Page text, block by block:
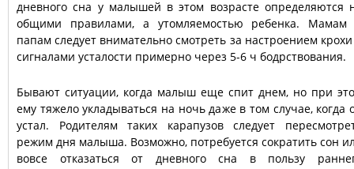
дневного сна у малышей в этом возрасте определяются
общими правилами, а утомляемостью ребенка. Мамам
папам следует внимательно смотреть за настроением
сигналами усталости примерно через 5-6 ч бодрствования.
Бывают ситуации, когда малыш еще спит днем, но при
ему тяжело укладываться на ночь даже в том случае, когда
устал. Родителям таких карапузов следует
режим дня малыша. Возможно, потребуется сократить сон
вовсе отказаться от дневного сна в пользу